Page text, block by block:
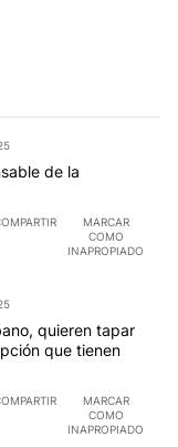
de la
MARCAR
COMO
INAPROPIADO
quieren tapar
que tienen
MARCAR
COMO
INAPROPIADO